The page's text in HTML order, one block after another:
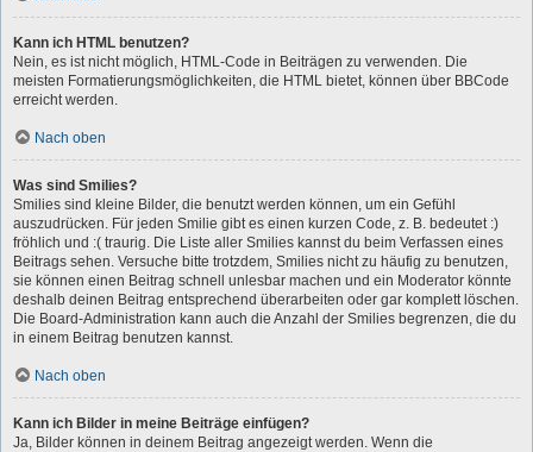
Kann ich HTML benutzen?
Nein, es ist nicht möglich, HTML-Code in Beiträgen zu verwenden. Die
meisten Formatierungsmöglichkeiten, die HTML bietet, können über BBCode
erreicht werden.
Nach oben
Was sind Smilies?
Smilies sind kleine Bilder, die benutzt werden können, um ein Gefühl
auszudrücken. Für jeden Smilie gibt es einen kurzen Code, z. B. bedeutet :)
fröhlich und :( traurig. Die Liste aller Smilies kannst du beim Verfassen eines
Beitrags sehen. Versuche bitte trotzdem, Smilies nicht zu häufig zu benutzen,
sie können einen Beitrag schnell unlesbar machen und ein Moderator könnte
deshalb deinen Beitrag entsprechend überarbeiten oder gar komplett löschen.
Die Board-Administration kann auch die Anzahl der Smilies begrenzen, die du
in einem Beitrag benutzen kannst.
Nach oben
Kann ich Bilder in meine Beiträge einfügen?
Ja, Bilder können in deinem Beitrag angezeigt werden. Wenn die